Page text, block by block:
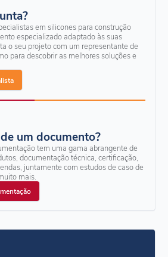
em silicones para construção
especializado adaptado às suas
o seu projeto com um representante de
para descobrir as melhores soluções e
um documento?
tem uma gama abrangente de
documentação técnica, certificação,
juntamente com estudos de caso de
mais.